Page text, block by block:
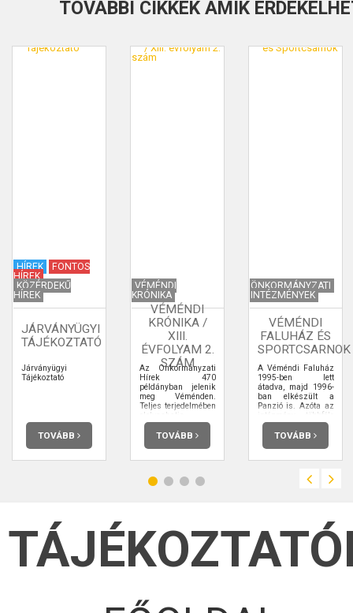
TOVÁBBI CIKKEK AMIK
HÍREK
FONTOS
HÍREK
KÖZÉRDEKŰ
HÍREK
JÁRVÁNYÜGYI
TÁJÉKOZTATÓ
Járványügyi
Tájékoztató
TOVÁBB
VÉMÉNDI
KRÓNIKA
VÉMÉNDI
KRÓNIKA /
XIII.
ÉVFOLYAM 2.
SZÁM
Az Önkormányzati
Hírek 470
példányban jelenik
meg Véménden.
Teljes terjedelmében
elolvashatja.
TOVÁBB
ÖNKORMÁNYZATI
INTÉZMÉNYEK
VÉMÉNDI
FALUHÁZ ÉS
SPORTCSARNOK
A Véméndi Faluház
1995-ben lett
átadva, majd 1996-
ban elkészült a
Panzió is. Azóta az
intézmény többféle
feladatot lát el.
TOVÁBB